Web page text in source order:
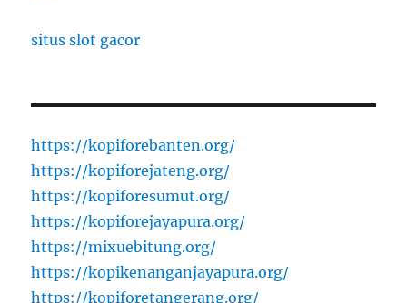
situs slot gacor
https://kopiforebanten.org/
https://kopiforejateng.org/
https://kopiforesumut.org/
https://kopiforejayapura.org/
https://mixuebitung.org/
https://kopikenanganjayapura.org/
https://kopiforetangerang.org/